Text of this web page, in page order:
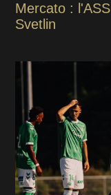
Mercato :
Svetlin